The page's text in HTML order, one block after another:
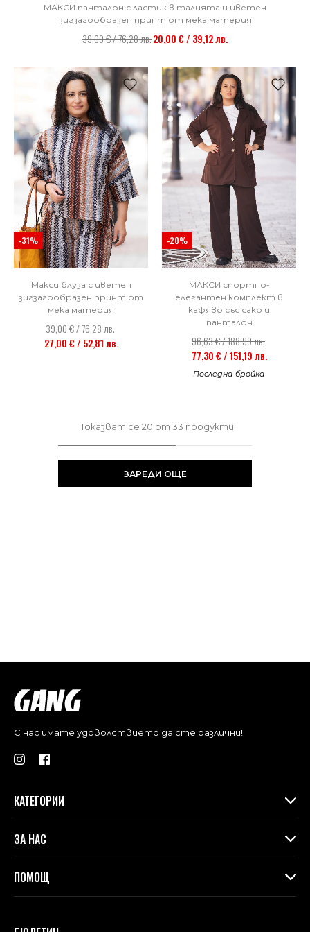
МАКСИ панталон с ластик в талията и цветен
зигзагообразен принт от мека материя
39,00 € / 76,28 лв.20,00 € / 39,12 лв.
-31%
Макси блуза с цветен
зигзагообразен принт от
мека материя
39,00 € / 76,28 лв.
27,00 € / 52,81 лв.
-20%
МАКСИ спортно-
елегантен комплект в
кафяво със сако и
панталон
96,63 € / 188,99 лв.
77,30 € / 151,19 лв.
Последна бройка
Показват се 20 от 33 продукти
ЗАРЕДИ ОЩЕ
С нас имате удоволствието да сте различни!
КАТЕГОРИИ
Макси колекция
ЗА НАС
Контакти
ПОМОЩ